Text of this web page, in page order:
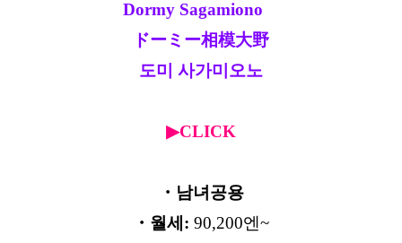
Dormy Sagamiono
ドーミー相模大野
도미 사가미오노
▶CLICK
・남녀공용
・월세: 90,200엔~